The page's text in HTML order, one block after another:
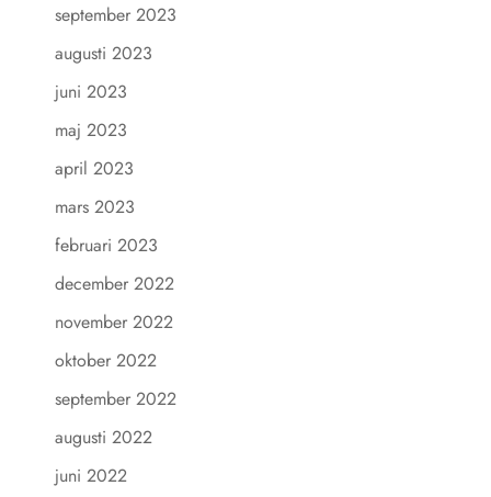
september 2023
augusti 2023
juni 2023
maj 2023
april 2023
mars 2023
februari 2023
december 2022
november 2022
oktober 2022
september 2022
augusti 2022
juni 2022